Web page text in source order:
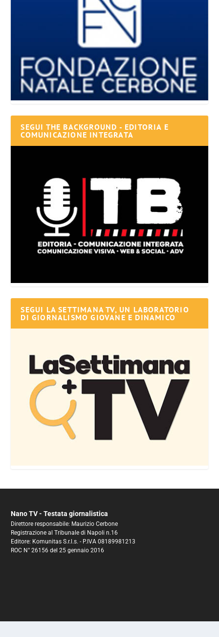
SEGUI THE BACKGROUND - EDITORIA E
COMUNICAZIONE INTEGRATA
SEGUI LA SETTIMANA TV, UN LABORATORIO
DI GIORNALISMO GIOVANE E DINAMICO
Nano TV - Testata giornalistica
Direttore responsabile: Maurizio Cerbone
Registrazione al Tribunale di Napoli n.16
Editore: Komunitas S.r.l.s. - P.IVA 08189981213
ROC N° 26156 del 25 gennaio 2016